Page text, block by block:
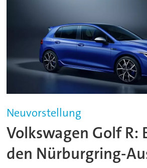
Neuvorstellung
Volkswagen Golf R:
den Nürburgring-